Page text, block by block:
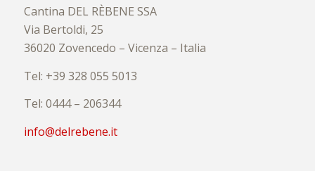
Cantina DEL RÈBENE SSA
Via Bertoldi, 25
36020 Zovencedo – Vicenza – Italia
Tel: +39 328 055 5013
Tel: 0444 – 206344
info@delrebene.it